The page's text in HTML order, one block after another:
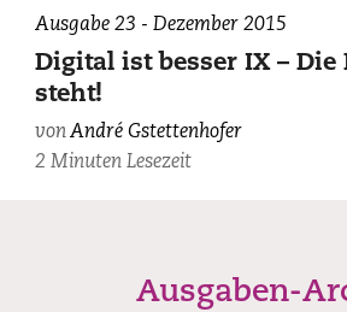
Ausgabe 23 - Dezember 2015
Digital ist besser IX – Die
steht!
vonAndré Gstettenhofer
2 Minuten Lesezeit
Ausgaben-